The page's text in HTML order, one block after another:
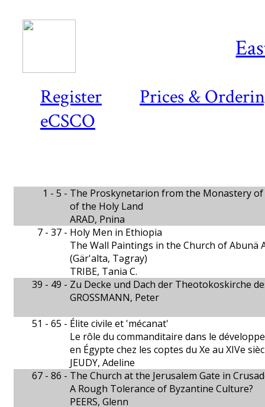
Register
Prices &
eCSCO
1 - 5 - The Proskynetarion from the Monastery
of the Holy Land
ARAD, Pnina
7 - 37 - Holy Men in Ethiopia
The Wall Paintings in the Church of Abunä
(Gär'alta, Təgray)
TRIBE, Tania C.
39 - 49 - Zu Decke und Dach der Theotokoskirche
GROSSMANN, Peter
51 - 65 - Élite civile et 'mécanat'
Le rôle du commanditaire dans le
en Égypte chez les coptes du Xe au XIVe
JEUDY, Adeline
67 - 86 - The Church at the Jerusalem Gate in
A Rough Tolerance of Byzantine Culture?
PEERS, Glenn